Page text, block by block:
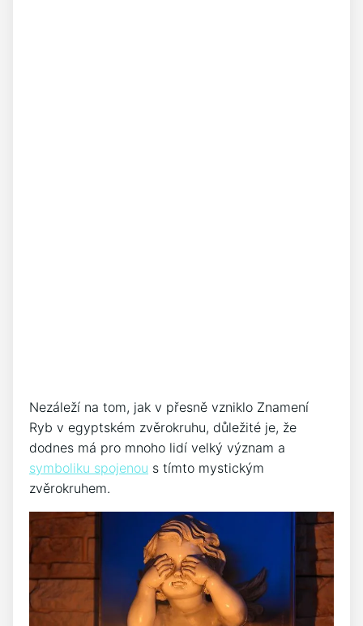
Nezáleží na tom, jak v přesně vzniklo Znamení
Ryb v egyptském zvěrokruhu, důležité je, že
dodnes má pro mnoho lidí velký význam a
symboliku spojenou s tímto mystickým
zvěrokruhem.